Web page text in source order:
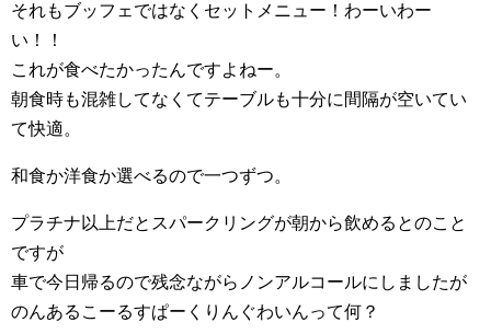
それもブッフェではなくセットメニュー！わーいわー
い！！
これが食べたかったんですよねー。
朝食時も混雑してなくてテーブルも十分に間隔が空いてい
て快適。
和食か洋食か選べるので一つずつ。
プラチナ以上だとスパークリングが朝から飲めるとのこと
ですが
車で今日帰るので残念ながらノンアルコールにしましたが
のんあるこーるすぱーくりんぐわいんって何？